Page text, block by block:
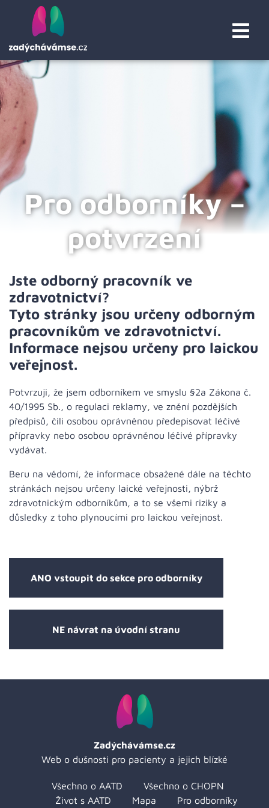
Pro odborníky –
potvrzení
Jste odborný pracovník ve
zdravotnictví?
Tyto stránky jsou určeny odborným
pracovníkům ve zdravotnictví.
Informace nejsou určeny pro laickou
veřejnost.
Potvrzuji, že jsem odborníkem ve smyslu §2a Zákona č.
40/1995 Sb., o regulaci reklamy, ve znění pozdějších
předpisů, čili osobou oprávněnou předepisovat léčivé
přípravky nebo osobou oprávněnou léčivé přípravky
vydávat.
Beru na vědomí, že informace obsažené dále na těchto
stránkách nejsou určeny laické veřejnosti, nýbrž
zdravotnickým odborníkům, a to se všemi riziky a
důsledky z toho plynoucími pro laickou veřejnost.
ANO vstoupit do sekce pro odborníky
NE návrat na úvodní stranu
Zadýchávámse.cz
Web o dušnosti pro pacienty a jejich blízké
Všechno o AATD
Všechno o CHOPN
Život s AATD
Mapa Pro odborníky